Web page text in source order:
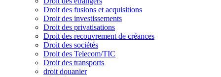
Droit des fusions et acquisitions
Droit des investissements
Droit des privatisations
Droit des recouvrement de créances
Droit des sociétés
Droit des Telecom/TIC
Droit des transports
droit douanier